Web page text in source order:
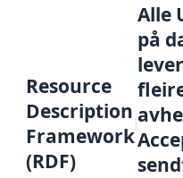
Resource
Description
Framework
(RDF)
Alle
på